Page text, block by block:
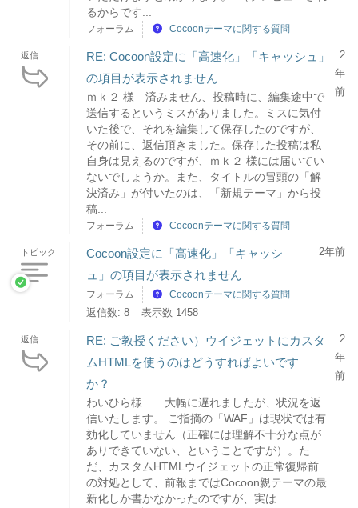
るからです...
フォーラム Cocoonテーマに関する質問
返信
RE: Cocoon設定に「高速化」「キャッシュ」
の項目が表示されません
ｍｋ２ 様 済みません、投稿時に、編集途中で
送信するというミスがありました。ミスに気付
いた後で、それを編集して保存したのですが、
その前に、返信頂きました。保存した投稿は私
自身は見えるのですが、ｍｋ２ 様には届いてい
ないでしょうか。また、タイトルの冒頭の「解
決済み」が付いたのは、「新規テーマ」から投
稿...
2
年
前
フォーラム Cocoonテーマに関する質問
トピック
Cocoon設定に「高速化」「キャッシ
ュ」の項目が表示されません
2年前
フォーラム Cocoonテーマに関する質問
返信数: 8 表示数 1458
返信
RE: ご教授ください）ウイジェットにカスタ
ムHTMLを使うのはどうすればよいです
か？
わいひら様 大幅に遅れましたが、状況を返
信いたします。 ご指摘の「WAF」は現状では有
効化していません（正確には理解不十分な点が
ありできていない、ということですが）。た
だ、カスタムHTMLウイジェットの正常復帰前
の対処として、前報まではCocoon親テーマの最
新化しか書かなかったのですが、実は...
2
年
前